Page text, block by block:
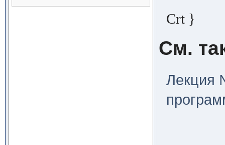
Crt }
См.
Лекция